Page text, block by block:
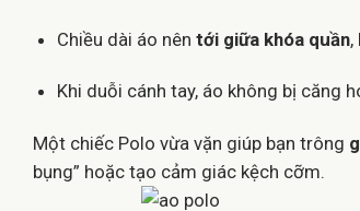
Chiều dài áo nên tới giữa khóa quần,
Khi duỗi cánh tay, áo không bị căng
Một chiếc Polo vừa vặn giúp bạn trông
bụng” hoặc tạo cảm giác kệch cỡm.